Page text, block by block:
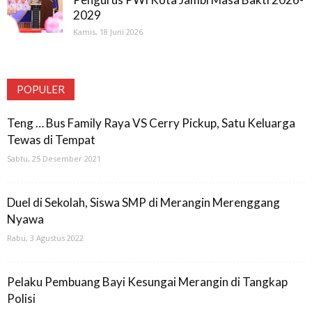
2029
Kamis, 18 Juni 2026
POPULER
Teng … Bus Family Raya VS Cerry Pickup, Satu Keluarga
Tewas di Tempat
Sabtu, 25 Desember 2021
Duel di Sekolah, Siswa SMP di Merangin Merenggang
Nyawa
Rabu, 3 Agustus 2022
Pelaku Pembuang Bayi Kesungai Merangin di Tangkap
Polisi